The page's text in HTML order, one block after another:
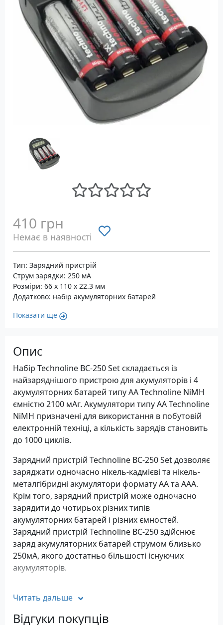
410 грн
Немає в наявності
Тип: Зарядний пристрій
Струм зарядки: 250 мА
Розміри: 66 x 110 x 22.3 мм
Додатково: набір акумуляторних батарей
Показати ще
Опис
Набір Technoline BC-250 Set складається із
найзаряднішого пристрою для акумуляторів і 4
акумуляторних батарей типу AA Technoline NiMH
ємністю 2100 мАг. Акумулятори типу AA Technoline
NiMH призначені для використання в побутовій
електронній техніці, а кількість зарядів становить
до 1000 циклів.
Зарядний пристрій Technoline BC-250 Set дозволяє
заряджати одночасно нікель-кадмієві та нікель-
металгібридні акумулятори формату AA та AAA.
Крім того, зарядний пристрій може одночасно
зарядити до чотирьох різних типів
акумуляторних батарей і різних ємностей.
Зарядний пристрій Technoline BC-250 здійснює
заряд акумуляторних батарей струмом близько
250мА, якого достатньо більшості існуючих
акумуляторів.
кожного акумуляторного відсіку. У процесі
заряджання на дисплеї відображається
Читать дальше
Відгуки покупців